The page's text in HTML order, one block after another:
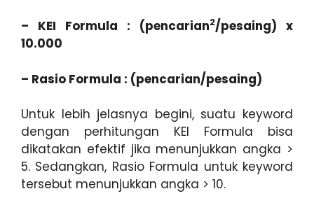
– KEI Formula : (pencarian2/pesaing) x
10.000
– Rasio Formula : (pencarian/pesaing)
Untuk lebih jelasnya begini, suatu keyword
dengan perhitungan KEI Formula bisa
dikatakan efektif jika menunjukkan angka >
5. Sedangkan, Rasio Formula untuk keyword
tersebut menunjukkan angka > 10.